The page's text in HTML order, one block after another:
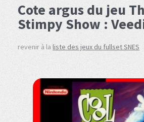
Cote argus du jeu
Stimpy Show :
revenir à la liste des jeux du fullset SNES